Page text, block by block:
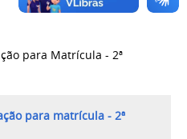
para Matrícula - 2ª
para matrícula - 2ª